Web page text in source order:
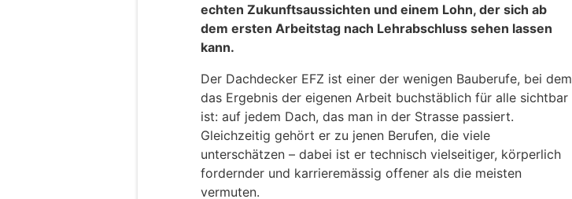
echten Zukunftsaussichten und einem Lohn, der sich ab
dem ersten Arbeitstag nach Lehrabschluss sehen lassen
kann.
Der Dachdecker EFZ ist einer der wenigen Bauberufe, bei dem
das Ergebnis der eigenen Arbeit buchstäblich für alle sichtbar
ist: auf jedem Dach, das man in der Strasse passiert.
Gleichzeitig gehört er zu jenen Berufen, die viele
unterschätzen – dabei ist er technisch vielseitiger, körperlich
fordernder und karrieremässig offener als die meisten
vermuten.